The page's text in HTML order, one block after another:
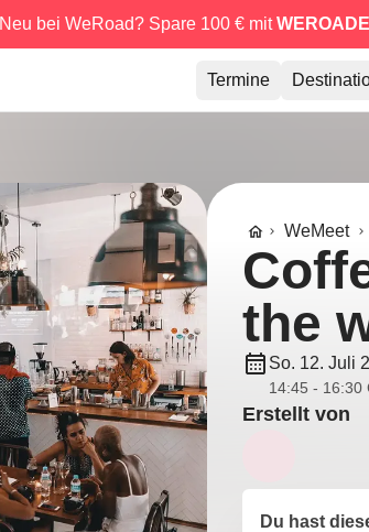
Neu bei WeRoad? Spare 100 € mit
Termine
WeMeet
the
So. 12. Juli
14:45 - 16:30
Erstellt von
Du hast